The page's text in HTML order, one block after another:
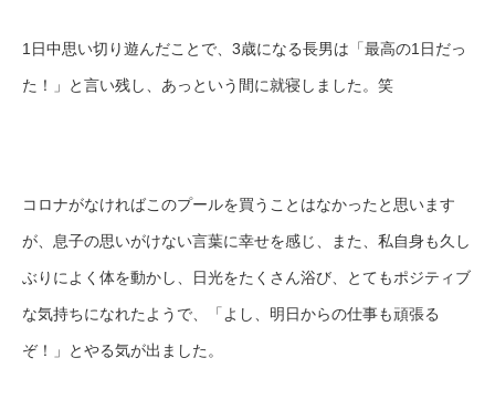
1日中思い切り遊んだことで、3歳になる長男は「最高の1日だっ
た！」と言い残し、あっという間に就寝しました。笑
コロナがなければこのプールを買うことはなかったと思います
が、息子の思いがけない言葉に幸せを感じ、また、私自身も久し
ぶりによく体を動かし、日光をたくさん浴び、とてもポジティブ
な気持ちになれたようで、「よし、明日からの仕事も頑張る
ぞ！」とやる気が出ました。